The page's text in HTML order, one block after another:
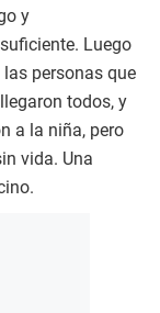
y
Luego
personas que
todos, y
a la niña, pero
vida. Una